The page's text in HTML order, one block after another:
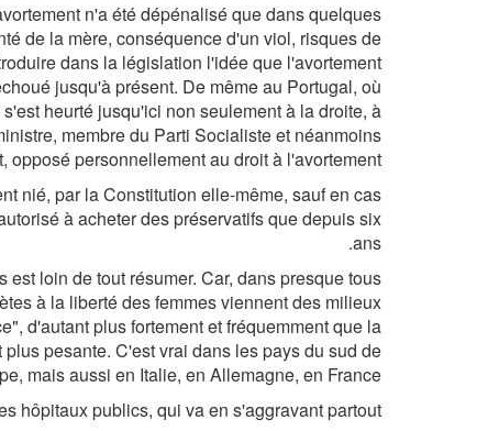
n'a été dépénalisé que dans quelques
de la mère, conséquence d'un viol, risques de
dans la législation l'idée que l'avortement
jusqu'à présent. De même au Portugal, où
heurté jusqu'ici non seulement à la droite, à
membre du Parti Socialiste et néanmoins
opposé personnellement au droit à l'avortement.
nié, par la Constitution elle-même, sauf en cas
à acheter des préservatifs que depuis six
ans.
loin de tout résumer. Car, dans presque tous
à la liberté des femmes viennent des milieux
d'autant plus fortement et fréquemment que la
pesante. C'est vrai dans les pays du sud de
mais aussi en Italie, en Allemagne, en France.
hôpitaux publics, qui va en s'aggravant partout.